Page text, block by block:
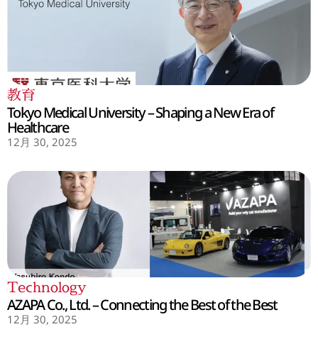
教育
Tokyo Medical University – Shaping a New Era of
Healthcare
12月 30, 2025
Technology
AZAPA Co., Ltd. – Connecting the Best of the Best
12月 30, 2025